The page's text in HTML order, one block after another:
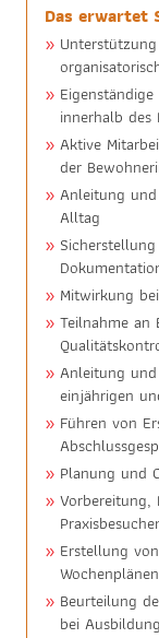
Das erwartet
innerhalb des
Aktive
der
Anleitung
Alltag
Mitwirkung
Teilnahme an
Anleitung
einjährigen
Führen von
Planung und
Erstellung
Wochenplänen
Beurteilung
bei